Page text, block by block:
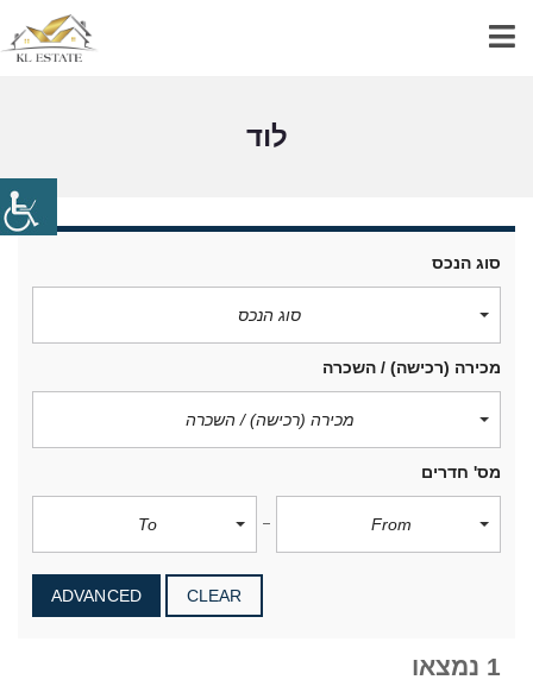
לוד
סוג הנכס
סוג הנכס
מכירה (רכישה) / השכרה
מכירה (רכישה) / השכרה
מס' חדרים
From
To
CLEAR
ADVANCED
1 נמצאו